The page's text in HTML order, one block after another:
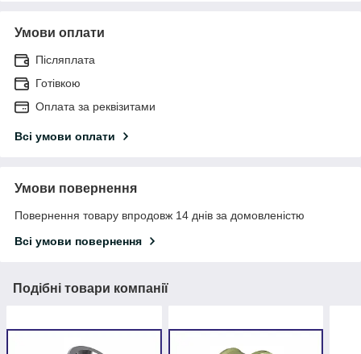
Умови оплати
Післяплата
Готівкою
Оплата за реквізитами
Всі умови оплати
Умови повернення
Повернення товару впродовж 14 днів за домовленістю
Всі умови повернення
Подібні товари компанії